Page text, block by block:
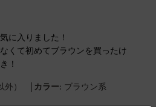
に入りました！
くて初めてブラウンを買ったけ
！
） | カラー: ブラウン系